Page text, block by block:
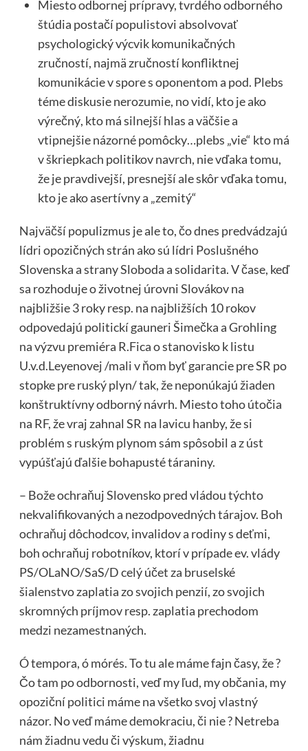
Miesto odbornej prípravy, tvrdého odborného
štúdia postačí populistovi absolvovať
psychologický výcvik komunikačných
zručností, najmä zručností konfliktnej
komunikácie v spore s oponentom a pod. Plebs
téme diskusie nerozumie, no vidí, kto je ako
výrečný, kto má silnejší hlas a väčšie a
vtipnejšie názorné pomôcky…plebs „vie“ kto má
v škriepkach politikov navrch, nie vďaka tomu,
že je pravdivejší, presnejší ale skôr vďaka tomu,
kto je ako asertívny a „zemitý“
Najväčší populizmus je ale to, čo dnes predvádzajú
lídri opozičných strán ako sú lídri Poslušného
Slovenska a strany Sloboda a solidarita. V čase, keď
sa rozhoduje o životnej úrovni Slovákov na
najbližšie 3 roky resp. na najbližších 10 rokov
odpovedajú politickí gauneri Šimečka a Grohling
na výzvu premiéra R.Fica o stanovisko k listu
U.v.d.Leyenovej /mali v ňom byť garancie pre SR po
stopke pre ruský plyn/ tak, že neponúkajú žiaden
konštruktívny odborný návrh. Miesto toho útočia
na RF, že vraj zahnal SR na lavicu hanby, že si
problém s ruským plynom sám spôsobil a z úst
vypúšťajú ďalšie bohapusté táraniny.
– Bože ochraňuj Slovensko pred vládou týchto
nekvalifikovaných a nezodpovedných tárajov. Boh
ochraňuj dôchodcov, invalidov a rodiny s deťmi,
boh ochraňuj robotníkov, ktorí v prípade ev. vlády
PS/OLaNO/SaS/D celý účet za bruselské
šialenstvo zaplatia zo svojich penzií, zo svojich
skromných príjmov resp. zaplatia prechodom
medzi nezamestnaných.
Ó tempora, ó mórés. To tu ale máme fajn časy, že ?
Čo tam po odbornosti, veď my ľud, my občania, my
opoziční politici máme na všetko svoj vlastný
názor. No veď máme demokraciu, či nie ? Netreba
nám žiadnu vedu či výskum, žiadnu